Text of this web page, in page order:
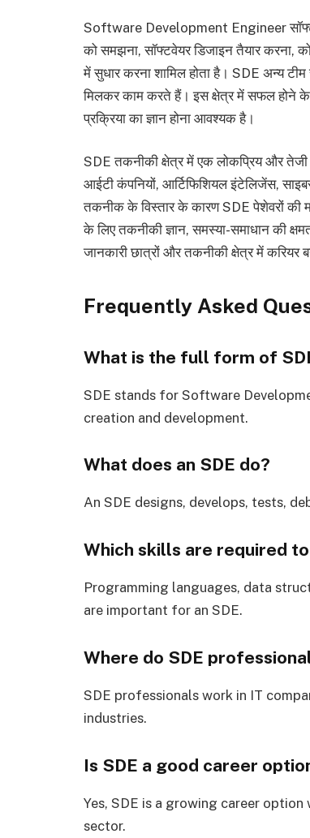
Software Development Engineer
को समझना, सॉफ्टवेयर डिजाइन तैयार करना,
में सुधार करना शामिल होता है। SDE अन्य
मिलकर काम करते हैं। इस क्षेत्र में सफल होने के
प्रक्रिया का ज्ञान होना आवश्यक है।
SDE तकनीकी क्षेत्र में एक लोकप्रिय और
आईटी कंपनियों, आर्टिफिशियल इंटेलिजेंस,
तकनीक के विस्तार के कारण SDE पेशेवरों
के लिए तकनीकी ज्ञान, समस्या-समाधान की
जानकारी छात्रों और तकनीकी क्षेत्र में करियर
Frequently Asked
What is the full form of
SDE stands for Software
creation and development.
What does an SDE do?
An SDE designs, develops, tests,
Which skills are required
Programming languages, data
are important for an SDE.
Where do SDE
SDE professionals work in IT
industries.
Is SDE a good career
Yes, SDE is a growing career
sector.